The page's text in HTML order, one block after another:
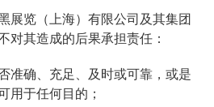
展览（上海）有限公司及其集团
对其造成的后果承担责任：
准确、充足、及时或可靠，或是
用于任何目的；